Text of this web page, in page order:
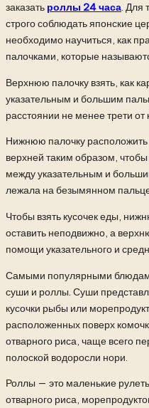
заказать роллы 24 часа. Для
строго соблюдать японские
необходимо научиться, как
палочками, которые
Верхнюю палочку взять, как
указательным и большим
расстоянии не менее трети от
Нижнюю палочку
верхней таким образом,
между указательным и
лежала на безымянном
Чтобы взять кусочек еды,
оставить неподвижно, а
помощи указательного и
Самыми популярными
суши и роллы. Суши
кусочки рыбы или
расположенных поверх
отварного риса, чаще всего
полоской водоросли нори.
Роллы — это маленькие
отварного риса,